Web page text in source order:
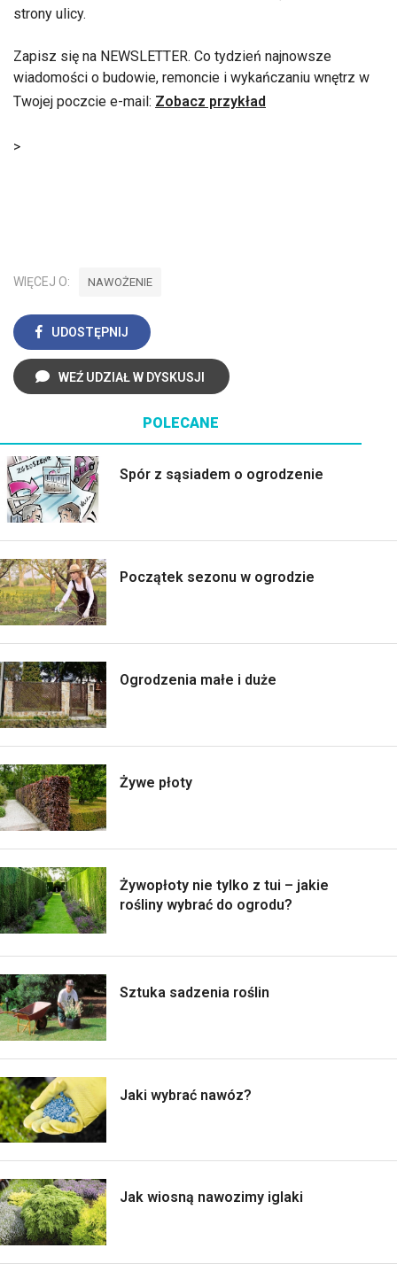
strony ulicy.
Zapisz się na NEWSLETTER. Co tydzień najnowsze
wiadomości o budowie, remoncie i wykańczaniu wnętrz w
Twojej poczcie e-mail: Zobacz przykład
>
WIĘCEJ O: NAWOŻENIE
UDOSTĘPNIJ
WEŹ UDZIAŁ W DYSKUSJI
POLECANE
Spór z sąsiadem o ogrodzenie
Początek sezonu w ogrodzie
Ogrodzenia małe i duże
Żywe płoty
Żywopłoty nie tylko z tui – jakie
rośliny wybrać do ogrodu?
Sztuka sadzenia roślin
Jaki wybrać nawóz?
Jak wiosną nawozimy iglaki